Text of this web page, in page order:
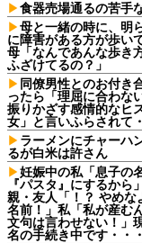
食器売場通るの苦手
母と一緒の時に、明
に障害がある方が歩い
母「なんであんな歩き
ふざけてるの？」
同僚男性とのお付き
ったら「理屈に合わな
振りかざす感情的なヒ
女」と言いふらされて
ラーメンにチャーハ
るが白米は許さん
妊娠中の私「息子の
『パスタ』にするから
親・友人「！？ やめな
名前！」私「私が産む
文句は言わせない！」
名の手続き中です・・・